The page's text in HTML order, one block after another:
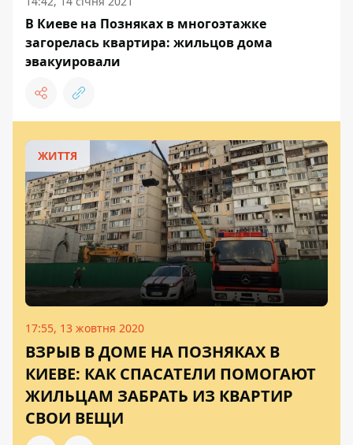
В Киеве на Позняках в многоэтажке
загорелась квартира: жильцов дома
эвакуировали
ЖИТТЯ
17:55, 13 жовтня 2020
ВЗРЫВ В ДОМЕ НА ПОЗНЯКАХ В
КИЕВЕ: КАК СПАСАТЕЛИ ПОМОГАЮТ
ЖИЛЬЦАМ ЗАБРАТЬ ИЗ КВАРТИР
СВОИ ВЕЩИ